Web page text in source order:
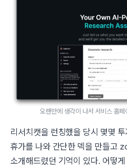
오랜만에 생각이 나서 서비스 홈
리서치캣을 런칭했을 당시 몇몇
휴가를 나와 간단한 덱을 만들고
소개해드렸던 기억이 있다. 어떻